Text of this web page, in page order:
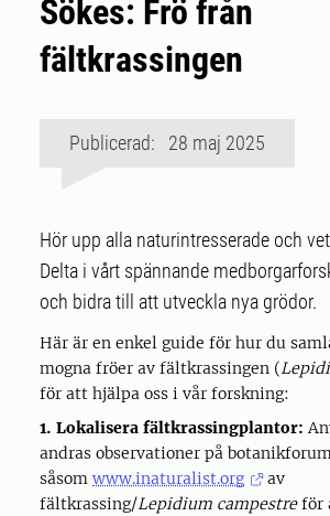
Sökes: Frö från
fältkrassingen
Publicerad: 28 maj 2025
Hör upp alla naturintresserade och
Delta i vårt spännande
och bidra till att utveckla nya grödor.
Här är en enkel guide för hur du
mogna fröer av fältkrassingen (
för att hjälpa oss i vår forskning:
1. Lokalisera fältkrassingplantor:
andras observationer på
såsom www.inaturalist.org
av
fältkrassing/Lepidium campestreför